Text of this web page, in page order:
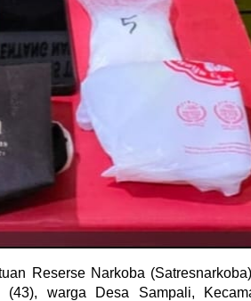
Reserse Narkoba
warga Desa Sampali,